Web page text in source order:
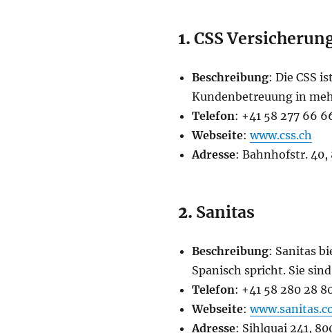
1. CSS
Beschreibung: Die CSS
Kundenbetreuung in
Telefon: +41 58 277 66
Webseite:www.css.ch
Adresse: Bahnhofstr. 40,
2. Sanitas
Beschreibung: Sanitas
Spanisch spricht. Sie
Telefon: +41 58 280 28
Webseite:
Adresse: Sihlquai 241,